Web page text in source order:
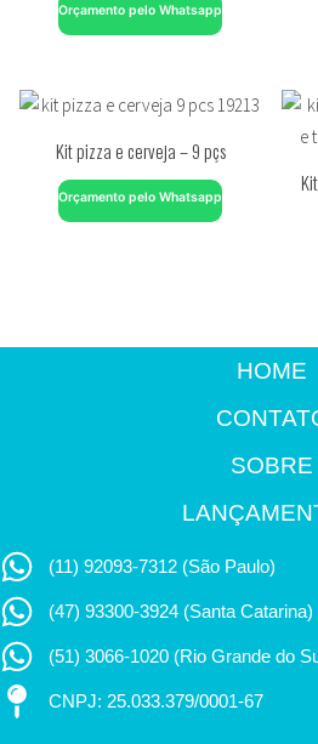
Orçamento pelo Whatsapp
Kit pizza e cerveja – 9 pçs
Orçamento pelo Whatsapp
HOME
SOBRE
(11) 92093-7312 (São Paulo)
(47) 93300-3924 (Santa Catarina)
(51) 3066-1020 (Rio Grande do
CNPJ: 25.033.379/0001-67